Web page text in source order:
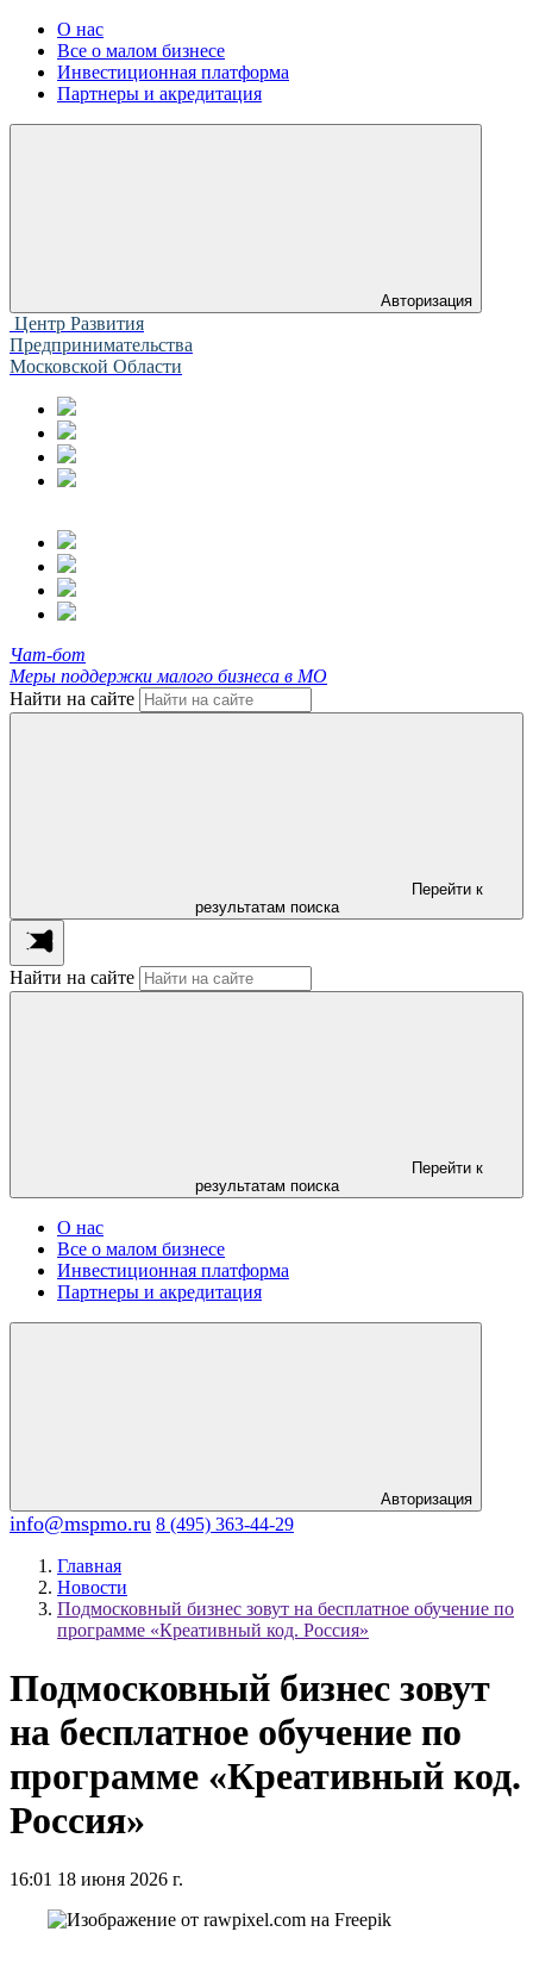
О нас
Все о малом бизнесе
Инвестиционная платформа
Партнеры и акредитация
Авторизация
Центр Развития
Предпринимательства
Московской Области
Чат-бот
Меры поддержки малого бизнеса в МО
Найти на сайте
Перейти к
результатам поиска
Найти на сайте
Перейти к
результатам поиска
О нас
Все о малом бизнесе
Инвестиционная платформа
Партнеры и акредитация
Авторизация
info@mspmo.ru 8 (495) 363-44-29
Главная
Новости
Подмосковный бизнес зовут на бесплатное обучение по
программе «Креативный код. Россия»
Подмосковный бизнес зовут
на бесплатное обучение по
программе «Креативный код.
Россия»
16:01 18 июня 2026 г.